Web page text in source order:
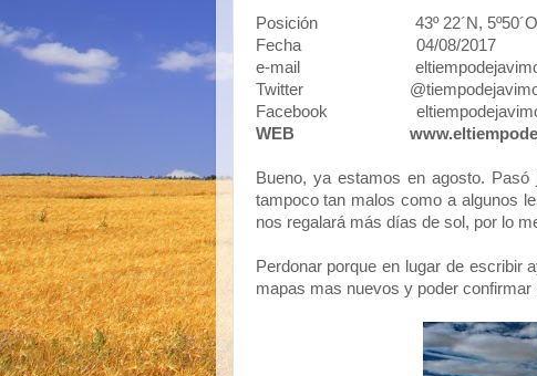
Posición 43º 22´N, 5º50´O
Fecha 04/08/2017
e-mail
Twitter
Facebook
WEB
Bueno, ya estamos en agosto.
tampoco tan malos como a algunos
nos regalará más días de sol, por lo
Perdonar porque en lugar de escribir
mapas mas nuevos y poder